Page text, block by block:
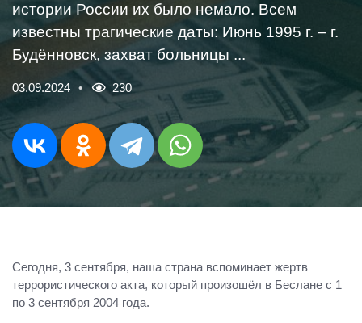
истории России их было немало. Всем
известны трагические даты: Июнь 1995 г. – г.
Будённовск, захват больницы ...
03.09.2024 230
Сегодня, 3 сентября, наша страна вспоминает жертв
террористического акта, который произошёл в Беслане с 1
по 3 сентября 2004 года.